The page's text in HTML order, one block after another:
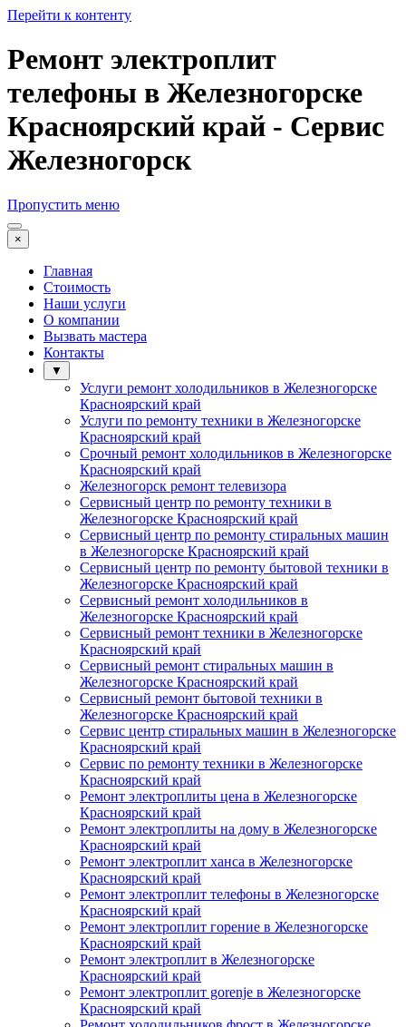
Перейти к контенту
Ремонт электроплит
телефоны в Железногорске
Красноярский край - Сервис
Железногорск
Пропустить меню
×
Главная
Стоимость
Наши услуги
О компании
Вызвать мастера
Контакты
▼
Услуги ремонт холодильников в Железногорске
Красноярский край
Услуги по ремонту техники в Железногорске
Красноярский край
Срочный ремонт холодильников в Железногорске
Красноярский край
Железногорск ремонт телевизора
Сервисный центр по ремонту техники в
Железногорске Красноярский край
Сервисный центр по ремонту стиральных машин
в Железногорске Красноярский край
Сервисный центр по ремонту бытовой техники в
Железногорске Красноярский край
Сервисный ремонт холодильников в
Железногорске Красноярский край
Сервисный ремонт техники в Железногорске
Красноярский край
Сервисный ремонт стиральных машин в
Железногорске Красноярский край
Сервисный ремонт бытовой техники в
Железногорске Красноярский край
Сервис центр стиральных машин в Железногорске
Красноярский край
Сервис по ремонту техники в Железногорске
Красноярский край
Ремонт электроплиты цена в Железногорске
Красноярский край
Ремонт электроплиты на дому в Железногорске
Красноярский край
Ремонт электроплит ханса в Железногорске
Красноярский край
Ремонт электроплит телефоны в Железногорске
Красноярский край
Ремонт электроплит горение в Железногорске
Красноярский край
Ремонт электроплит в Железногорске
Красноярский край
Ремонт электроплит gorenje в Железногорске
Красноярский край